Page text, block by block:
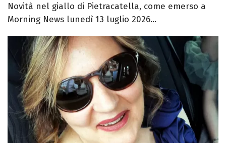
Novità nel giallo di Pietracatella, come emerso a
Morning News lunedì 13 luglio 2026...